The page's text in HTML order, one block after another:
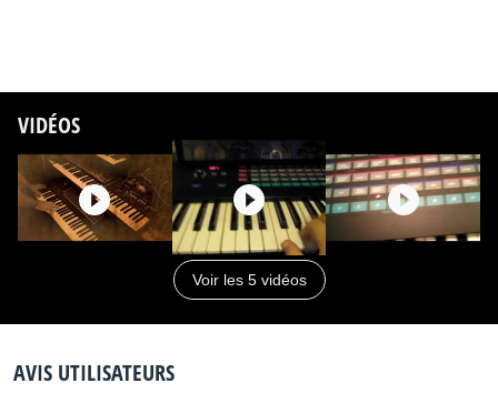
VIDÉOS
Voir les 5 vidéos
AVIS UTILISATEURS